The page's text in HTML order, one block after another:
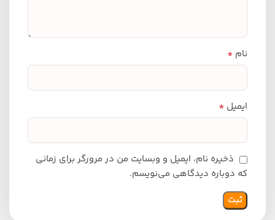
نام *
ایمیل *
ذخیره نام، ایمیل و وبسایت من در مرورگر برای زمانی
که دوباره دیدگاهی می‌نویسم.